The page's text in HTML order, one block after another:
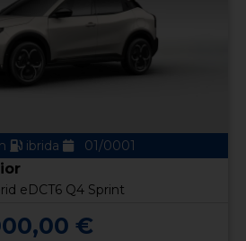
ibrida 01/0001
eDCT6 Q4 Sprint
€